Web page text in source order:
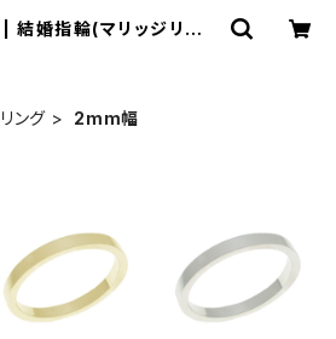
結婚指輪(マリッジリン
ング 2mm幅